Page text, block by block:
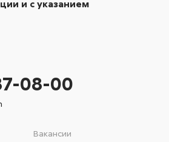
и с указанием
Вакансии
08-00